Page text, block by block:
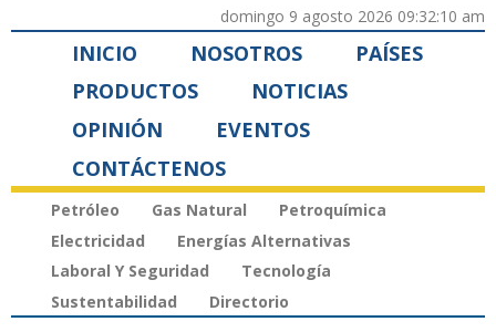
domingo 9 agosto 2026 09:32:10 am
INICIO NOSOTROS
PAÍSES
PRODUCTOS
NOTICIAS
OPINIÓN
EVENTOS
CONTÁCTENOS
Petróleo Gas Natural
Petroquímica
Electricidad
Energías Alternativas
Laboral Y Seguridad
Tecnología
Sustentabilidad
Directorio